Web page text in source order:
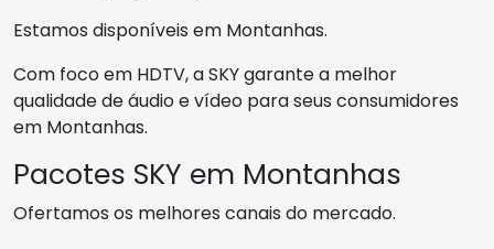
Estamos disponíveis em Montanhas.
Com foco em HDTV, a SKY garante a melhor
qualidade de áudio e vídeo para seus consumidores
em Montanhas.
Pacotes SKY em Montanhas
Ofertamos os melhores canais do mercado.